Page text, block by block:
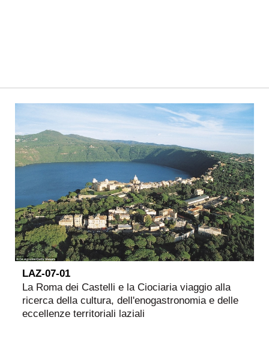
LAZ-07-01
La Roma dei Castelli e la Ciociaria viaggio alla
ricerca della cultura, dell'enogastronomia e delle
eccellenze territoriali laziali